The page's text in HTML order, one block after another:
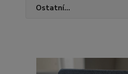
Ostatní...